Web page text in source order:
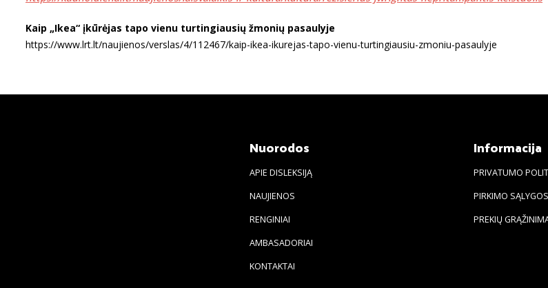
Kaip „Ikea“ įkūrėjas tapo vienu turtingiausių žmonių pasaulyje
https://www.lrt.lt/naujienos/verslas/4/112467/kaip-ikea-ikurejas-tapo-vienu-turtingiausiu-zmoniu-pasaulyje
Nuorodos
APIE DISLEKSIJĄ
NAUJIENOS
RENGINIAI
AMBASADORIAI
KONTAKTAI
Informacija
PRIVATUMO
PIRKIMO
PREKIŲ